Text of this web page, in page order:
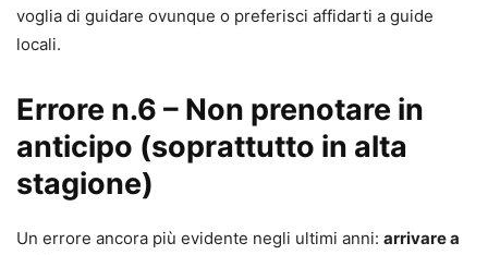
voglia di guidare ovunque o preferisci affidarti a guide
locali.
Errore n.6 – Non prenotare in
anticipo (soprattutto in alta
stagione)
Un errore ancora più evidente negli ultimi anni: arrivare a